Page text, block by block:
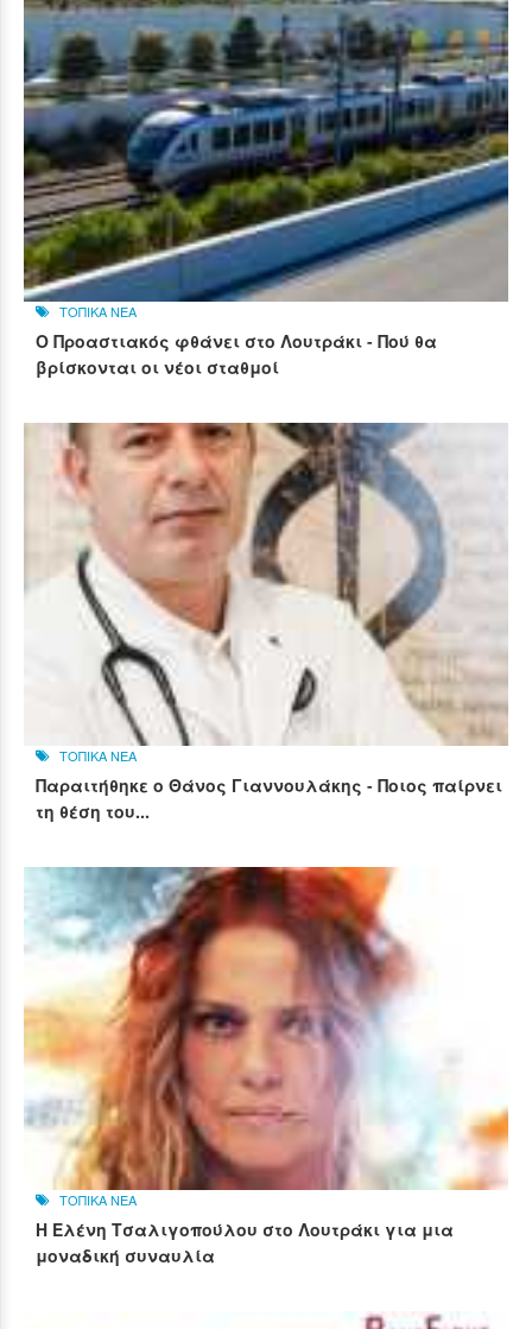
ΤΟΠΙΚΑ ΝΕΑ
Ο Προαστιακός φθάνει στο Λουτράκι - Πού θα
βρίσκονται οι νέοι σταθμοί
ΤΟΠΙΚΑ ΝΕΑ
Παραιτήθηκε ο Θάνος Γιαννουλάκης - Ποιος παίρνει
τη θέση του...
ΤΟΠΙΚΑ ΝΕΑ
Η Ελένη Τσαλιγοπούλου στο Λουτράκι για μια
μοναδική συναυλία